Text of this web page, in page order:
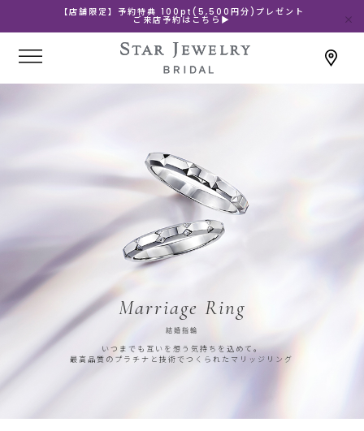
【店舗限定】予約特典 100pt(5,500円分)プレゼント
ご来店予約はこちら▶
Marriage Ring
結婚指輪
いつまでも互いを想う気持ちを込めて。
最高品質のプラチナと技術でつくられたマリッジリング